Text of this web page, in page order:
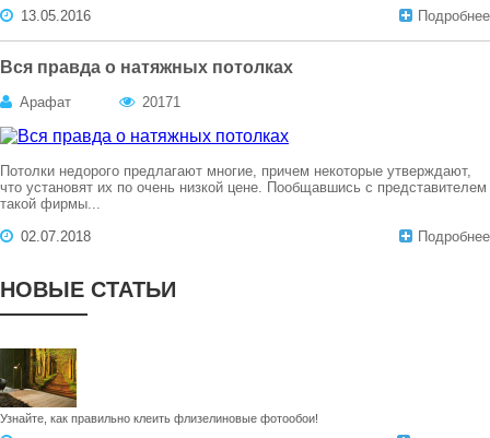
13.05.2016
Подробнее
Вся правда о натяжных потолках
Арафат 20171
Потолки недорого предлагают многие, причем некоторые утверждают,
что установят их по очень низкой цене. Пообщавшись с представителем
такой фирмы...
02.07.2018
Подробнее
НОВЫЕ СТАТЬИ
Узнайте, как правильно клеить флизелиновые фотообои!